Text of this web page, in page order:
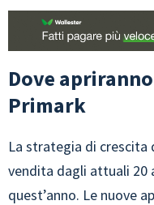
Dove
Primark
La strategia di
vendita dagli attuali 20
quest’anno. Le nuove